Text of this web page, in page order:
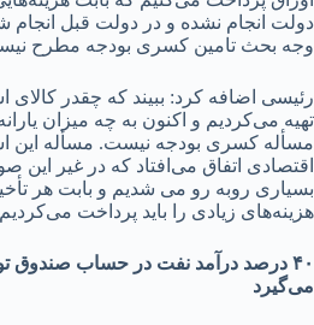
دولت انجام نشده و در دولت قبل انجام
وجه بحث تامین کسری بودجه مطرح
رئیسی اضافه کرد: ببیند که چقدر کالای
تهیه می‌کردیم و اکنون به چه میزان
مسأله کسری بودجه نیست. مسأله این
اقتصادی اتفاق می‌افتاد که در غیر این
بسیاری روبه رو می شدیم و بابت هر
هزینه‌های زیادی را باید پرداخت
۴۰ درصد درآمد نفت در حساب صندوق
می‌گیرد